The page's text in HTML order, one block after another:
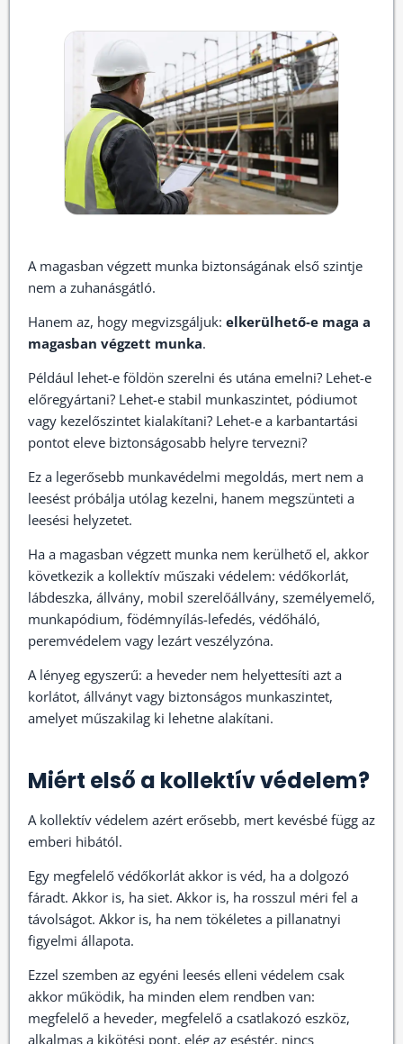
A magasban végzett munka biztonságának első szintje
nem a zuhanásgátló.
Hanem az, hogy megvizsgáljuk: elkerülhető-e maga a
magasban végzett munka.
Például lehet-e földön szerelni és utána emelni? Lehet-e
előregyártani? Lehet-e stabil munkaszintet, pódiumot
vagy kezelőszintet kialakítani? Lehet-e a karbantartási
pontot eleve biztonságosabb helyre tervezni?
Ez a legerősebb munkavédelmi megoldás, mert nem a
leesést próbálja utólag kezelni, hanem megszünteti a
leesési helyzetet.
Ha a magasban végzett munka nem kerülhető el, akkor
következik a kollektív műszaki védelem: védőkorlát,
lábdeszka, állvány, mobil szerelőállvány, személyemelő,
munkapódium, födémnyílás-lefedés, védőháló,
peremvédelem vagy lezárt veszélyzóna.
A lényeg egyszerű: a heveder nem helyettesíti azt a
korlátot, állványt vagy biztonságos munkaszintet,
amelyet műszakilag ki lehetne alakítani.
Miért első a kollektív védelem?
A kollektív védelem azért erősebb, mert kevésbé függ az
emberi hibától.
Egy megfelelő védőkorlát akkor is véd, ha a dolgozó
fáradt. Akkor is, ha siet. Akkor is, ha rosszul méri fel a
távolságot. Akkor is, ha nem tökéletes a pillanatnyi
figyelmi állapota.
Ezzel szemben az egyéni leesés elleni védelem csak
akkor működik, ha minden elem rendben van:
megfelelő a heveder, megfelelő a csatlakozó eszköz,
alkalmas a kikötési pont, elég az eséstér, nincs